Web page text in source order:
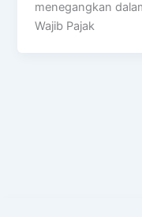
menegangkan
Wajib Pajak